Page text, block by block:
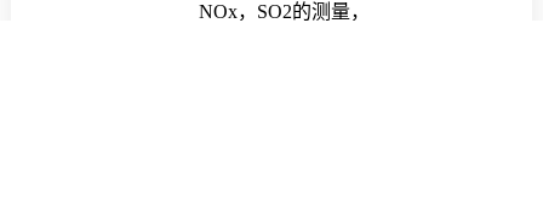
NOx，SO2的测量，